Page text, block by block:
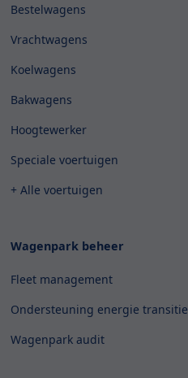
Bestelwagens
Vrachtwagens
Koelwagens
Bakwagens
Hoogtewerker
Speciale voertuigen
+ Alle voertuigen
Wagenpark beheer
Fleet management
Ondersteuning energie transitie
Wagenpark audit